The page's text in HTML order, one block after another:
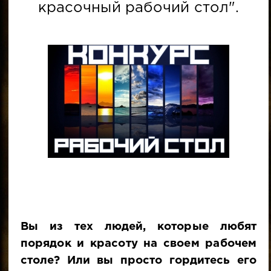
красочный рабочий стол".
Вы из тех людей, которые любят
порядок и красоту на своем рабочем
столе? Или вы просто гордитесь его